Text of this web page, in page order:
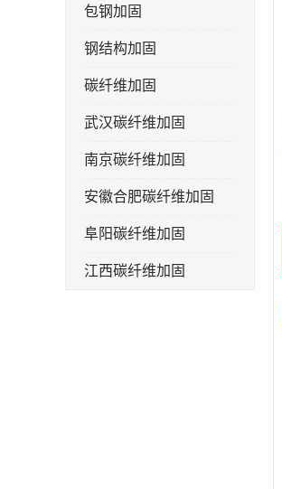
包钢加固
钢结构加固
碳纤维加固
武汉碳纤维加固
南京碳纤维加固
安徽合肥碳纤维加固
阜阳碳纤维加固
江西碳纤维加固